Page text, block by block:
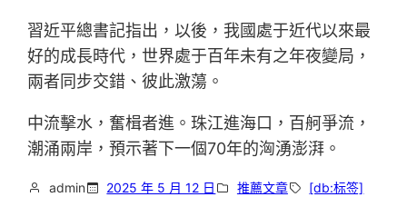
習近平總書記指出，以後，我國處于近代以來最
好的成長時代，世界處于百年未有之年夜變局，
兩者同步交錯、彼此激蕩。
中流擊水，奮楫者進。珠江進海口，百舸爭流，
潮涌兩岸，預示著下一個70年的洶湧澎湃。
admin 2025 年 5 月 12 日 推薦文章 [db:标签]